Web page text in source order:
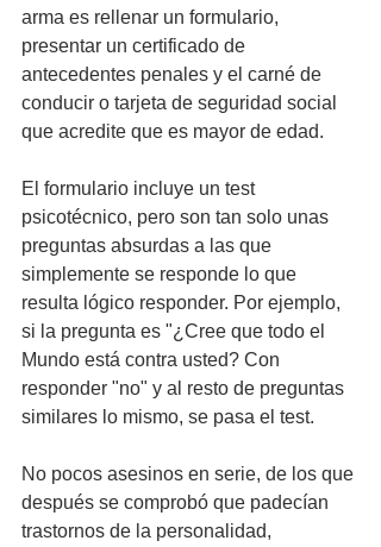
arma es rellenar un formulario,
presentar un certificado de
antecedentes penales y el carné de
conducir o tarjeta de seguridad social
que acredite que es mayor de edad.
El formulario incluye un test
psicotécnico, pero son tan solo unas
preguntas absurdas a las que
simplemente se responde lo que
resulta lógico responder. Por ejemplo,
si la pregunta es "¿Cree que todo el
Mundo está contra usted? Con
responder "no" y al resto de preguntas
similares lo mismo, se pasa el test.
No pocos asesinos en serie, de los que
después se comprobó que padecían
trastornos de la personalidad,